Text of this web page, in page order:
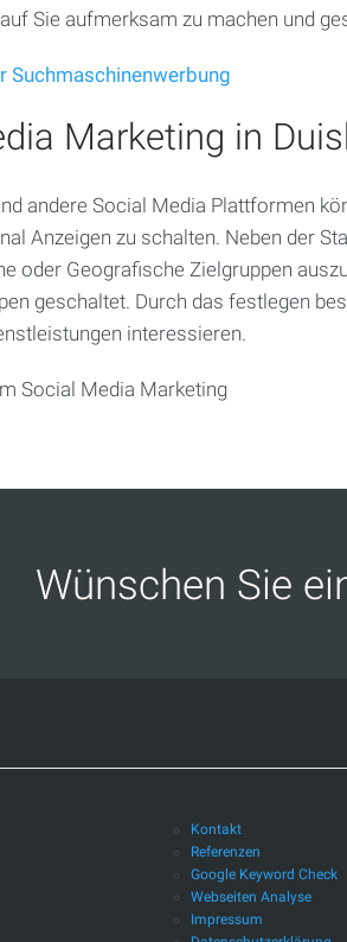
Sie aufmerksam zu machen und
Suchmaschinenwerbung
Marketing in
andere Social Media Plattformen
Anzeigen zu schalten. Neben der
oder Geografische Zielgruppen
geschaltet. Durch das festlegen
interessieren.
Social Media Marketing
Wünschen Sie
Kontakt
Referenzen
Google Keyword Check
Webseiten Analyse
Impressum